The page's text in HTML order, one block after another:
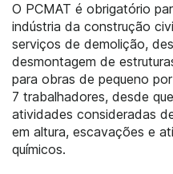
O PCMAT é obrigatório
indústria da construção
serviços de demolição,
desmontagem de
para obras de pequeno
7 trabalhadores, desde
atividades consideradas
em altura, escavações e
químicos.